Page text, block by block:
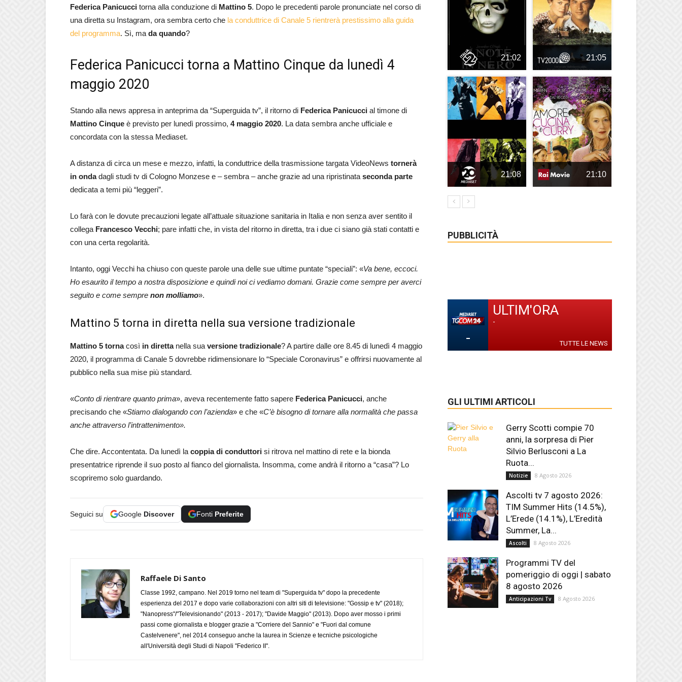
Federica Panicucci torna alla conduzione di Mattino 5. Dopo le precedenti parole pronunciate nel corso di
una diretta su Instagram, ora sembra certo che la conduttrice di Canale 5 rientrerà prestissimo alla guida
del programma. Sì, ma da quando?
Federica Panicucci torna a Mattino Cinque da lunedì 4
maggio 2020
Stando alla news appresa in anteprima da “Superguida tv”, il ritorno di Federica Panicucci al timone di
Mattino Cinque è previsto per lunedì prossimo, 4 maggio 2020. La data sembra anche ufficiale e
concordata con la stessa Mediaset.
A distanza di circa un mese e mezzo, infatti, la conduttrice della trasmissione targata VideoNews tornerà
in ondadagli studi tv di Cologno Monzese e – sembra – anche grazie ad una ripristinata seconda parte
dedicata a temi più “leggeri”.
Lo farà con le dovute precauzioni legate all’attuale situazione sanitaria in Italia e non senza aver sentito il
collega Francesco Vecchi; pare infatti che, in vista del ritorno in diretta, tra i due ci siano già stati contatti e
con una certa regolarità.
Intanto, oggi Vecchi ha chiuso con queste parole una delle sue ultime puntate “speciali”: «Va bene, eccoci.
Ho esaurito il tempo a nostra disposizione e quindi noi ci vediamo domani. Grazie come sempre per averci
seguito e come sempre non molliamo».
Mattino 5 torna in diretta nella sua versione tradizionale
Mattino 5 tornacosì in direttanella sua versione tradizionale? A partire dalle ore 8.45 di lunedì 4 maggio
2020, il programma di Canale 5 dovrebbe ridimensionare lo “Speciale Coronavirus” e offrirsi nuovamente al
pubblico nella sua mise più standard.
«Conto di rientrare quanto prima», aveva recentemente fatto sapere Federica Panicucci, anche
precisando che «Stiamo dialogando con l’azienda» e che «C’è bisogno di tornare alla normalità che passa
anche attraverso l’intrattenimento».
Che dire. Accontentata. Da lunedì la coppia di conduttori si ritrova nel mattino di rete e la bionda
presentatrice riprende il suo posto al fianco del giornalista. Insomma, come andrà il ritorno a “casa”? Lo
scopriremo solo guardando.
Seguici su Google Discover Fonti Preferite
Raffaele Di Santo
Classe 1992, campano. Nel 2019 torno nel team di "Superguida tv" dopo la precedente
esperienza del 2017 e dopo varie collaborazioni con altri siti di televisione: "Gossip e tv" (2018);
"Nanopress"/"Televisionando" (2013 - 2017); "Davide Maggio" (2013). Dopo aver mosso i primi
passi come giornalista e blogger grazie a "Corriere del Sannio" e "Fuori dal comune
Castelvenere", nel 2014 conseguo anche la laurea in Scienze e tecniche psicologiche
all'Università degli Studi di Napoli "Federico II".
21:02 21:05
21:08 21:10
PUBBLICITÀ
-
ULTIM'ORA
-
TUTTE LE NEWS
GLI ULTIMI ARTICOLI
Gerry Scotti compie 70
anni, la sorpresa di Pier
Silvio Berlusconi a La
Ruota...
Notizie 8 Agosto 2026
Ascolti tv 7 agosto 2026:
TIM Summer Hits (14.5%),
L’Erede (14.1%), L’Eredità
Summer, La...
Ascolti 8 Agosto 2026
Programmi TV del
pomeriggio di oggi | sabato
8 agosto 2026
Anticipazioni Tv 8 Agosto 2026